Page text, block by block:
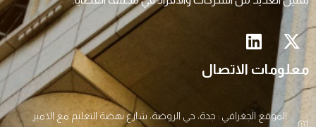
معلومات الاتصال
الموقع الجغرافي : جدة، حي الروضة، شارع نهضة التعليم مع الامير